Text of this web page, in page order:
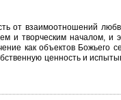
от взаимоотношений
и творческим началом, и
как объектов Божьего
ценность и